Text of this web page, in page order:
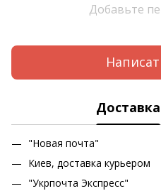
Добавьте
Доставка
"Новая почта"
Киев, доставка курьером
"Укрпочта Экспресс"